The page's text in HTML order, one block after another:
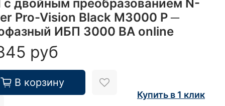
двойным преобразованием N-
Pro-Vision Black M3000 P ─
ИБП 3000 ВА online
руб
В корзину
Купить в 1 клик